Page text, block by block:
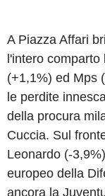
A Piazza Affari
l'intero
(+1,1%) ed Mps
le perdite
della procura
Cuccia. Sul
Leonardo (-
europeo della
ancora la